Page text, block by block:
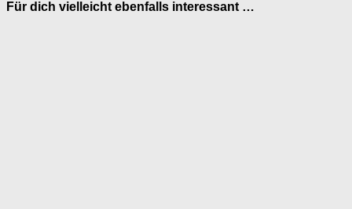
Für dich vielleicht ebenfalls interessant …